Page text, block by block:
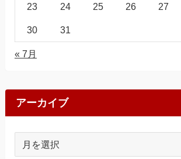
23 24 25 26 27
30 31
« 7月
アーカイブ